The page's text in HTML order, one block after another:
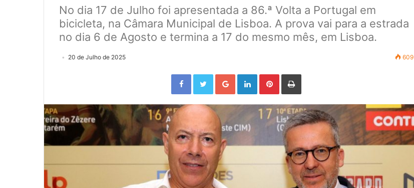
No dia 17 de Julho foi apresentada a 86.ª Volta a Portugal em
bicicleta, na Câmara Municipal de Lisboa. A prova vai para a estrada
no dia 6 de Agosto e termina a 17 do mesmo mês, em Lisboa.
20 de Julho de 2025 609
Facebook Twitter Google+ LinkedIn Pinterest